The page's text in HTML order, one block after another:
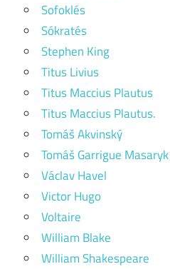
Sofoklés
Sókratés
Stephen King
Titus Livius
Titus Maccius Plautus
Titus Maccius Plautus.
Tomáš Akvinský
Tomáš Garrigue Masaryk
Václav Havel
Victor Hugo
Voltaire
William Blake
William Shakespeare